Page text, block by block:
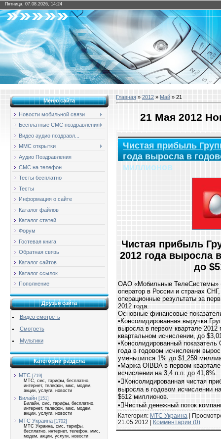
Пятница, 07.08.2026, 14:24
Меню сайта
Новости мобильной связи
Бесплатные СМС поздравления
Видео аудио поздравл...
ММС открытки
Аудио Поздравления
СМС на телефон
Тесты бесплатно
Тесты
Информация о сайте
Каталог файлов
Каталог статей
Форум
Гостевая книга
Обратная связь
Каталог сайтов
Каталог ссылок
Пополнение
Друзья сайта
Видео смотреть
Смотреть
Мультики
Категории раздела
МТС [719]
МТС, смс, тарифы, бесплатно,
интернет, телефон, ммс, модем,
акции, услуги, новости
Билайн [151]
Билайн, смс, тарифы, бесплатно,
интернет, телефон, ммс, модем,
акции, услуги, новости
МТС Украина [1702]
МТС Украина, смс, тарифы,
бесплатно, интернет, телефон, ммс,
модем, акции, услуги, новости
Главная » 2012 » Май » 21
21 Мая 2012
Чистая прибыль
года выросла в
миллионов
Чистая прибыль
2012 года выросла
до
ОАО «Мобильные ТелеСистемы»
оператор в России и странах
операционные результаты за
2012 года.
Основные финансовые
•Консолидированная выручка
выросла в первом квартале
квартальном исчислении, до
•Консолидированный
года в годовом исчислении
уменьшился 1% до $1,259
•Маржа OIBDA в первом
исчислении на 3,4 п.п. до 41,8%.
•Консолидированная чистая
выросла в годовом исчислении
$512 миллионов.
•Чистый денежный поток
Категория: МТС Украина |
21.05.2012 | Комментарии (0)